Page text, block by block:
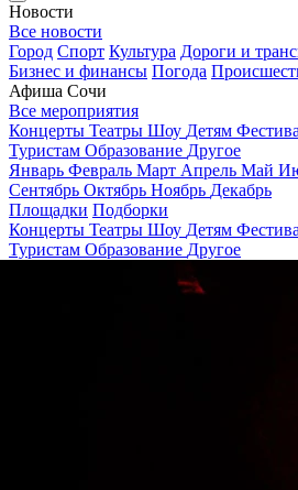
Новости
Все новости
Город Спорт Культура Дороги и
Бизнес и финансы Погода
Афиша Сочи
Все мероприятия
Концерты Театры Шоу Детям
Туристам Образование Другое
Январь Февраль Март Апрель Май
Сентябрь Октябрь Ноябрь Декабрь
Площадки Подборки
Концерты Театры Шоу Детям
Туристам Образование Другое